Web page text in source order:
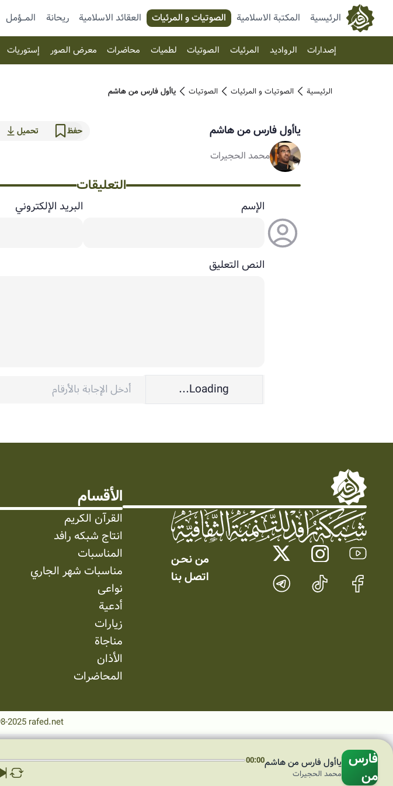
الرئيسية المكتبة الاسلامية الصوتیات و المرئیات العقائد الاسلامية ريحانة المـــؤمل
إصدارات الرواديد المرئیات الصوتیات لطميات محاضرات معرض الصور إستوریات
الرئيسية الصوتیات و المرئیات الصوتیات ياأول فارس من هاشم
ياأول فارس من هاشم حفظ تحميل
محمد الحجيرات
ياأول
فارس
من
ياأول فارس من هاشم
محمد الحجيرات
00:00
التعليقات
الإسم البريد الإلكتروني
النص التعليق
Loading...
من نحـن
اتصل بنا
الأقسام
القرآن الكريم
انتاج شبکه رافد
المناسبات
مناسبات شهر الجاري
نواعی
أدعية
زيارات
مناجاة
الأذان
المحاضرات
2025 rafed.net